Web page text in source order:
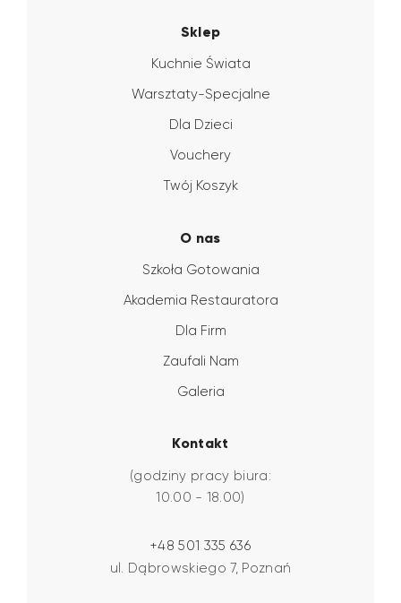
Sklep
Kuchnie Świata
Warsztaty-Specjalne
Dla Dzieci
Vouchery
Twój Koszyk
O nas
Szkoła Gotowania
Akademia Restauratora
Dla Firm
Zaufali Nam
Galeria
Kontakt
(godziny pracy biura:
10.00 - 18.00)
ul. Dąbrowskiego 7, Poznań
+48 501 335 636